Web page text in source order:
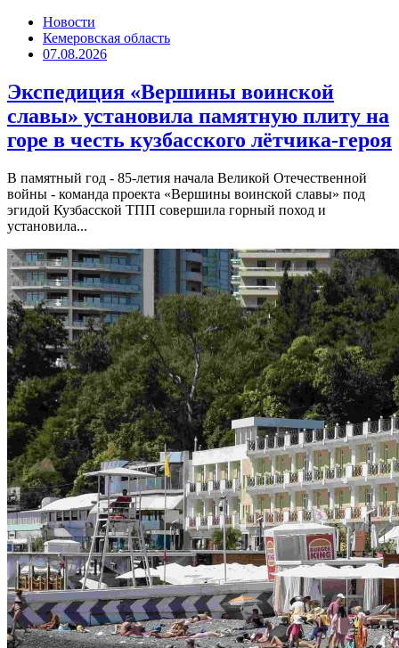
Новости
Кемеровская область
07.08.2026
Экспедиция «Вершины воинской
славы» установила памятную плиту на
горе в честь кузбасского лётчика-героя
В памятный год - 85-летия начала Великой Отечественной
войны - команда проекта «Вершины воинской славы» под
эгидой Кузбасской ТПП совершила горный поход и
установила...